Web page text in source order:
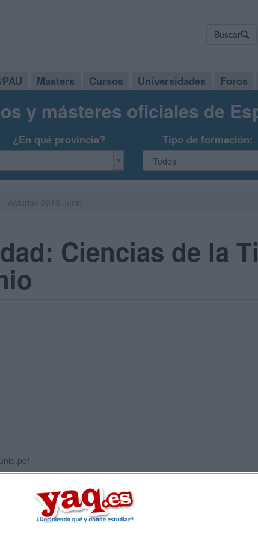
Buscar
Masters Cursos Universidades Foros
y másteres oficiales de
¿En qué provincia? Tipo de formación:
Ciencias de la